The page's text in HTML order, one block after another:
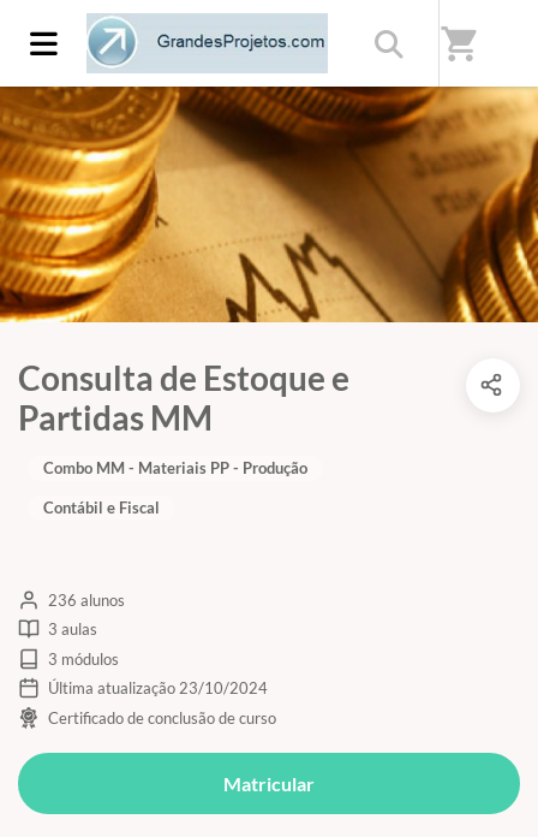
shopping_cart
Consulta de Estoque e
Partidas MM
Combo MM - Materiais PP - Produção
Contábil e Fiscal
236 alunos
3 aulas
3 módulos
Última atualização 23/10/2024
Certificado de conclusão de curso
Matricular